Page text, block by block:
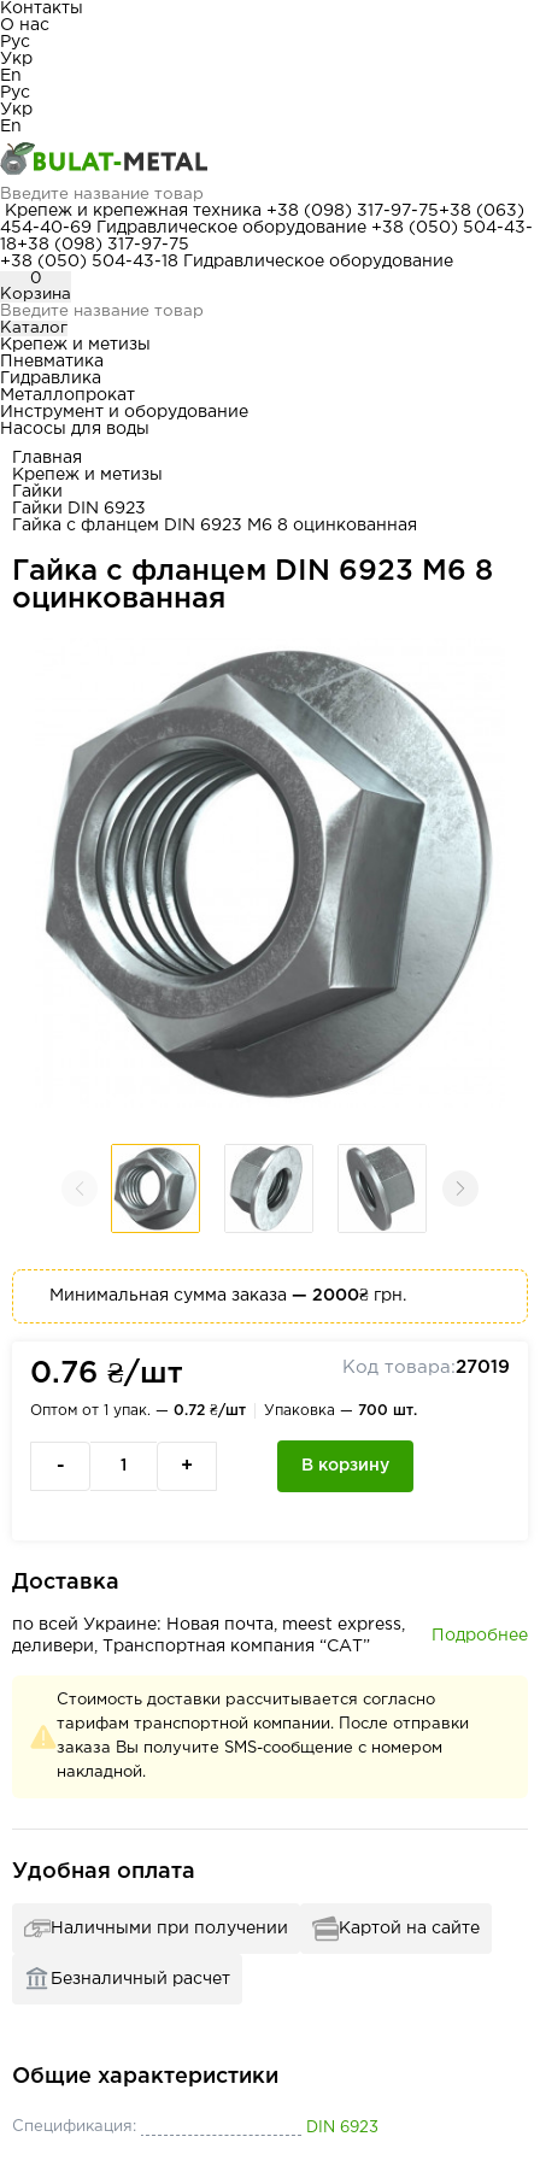
Контакты
О нас
Рус
Укр
En
Рус
Укр
En
Крепеж и крепежная техника +38 (098) 317-97-75+38 (063)
454-40-69
Гидравлическое оборудование +38 (050) 504-43-
18+38 (098) 317-97-75
+38 (050) 504-43-18
Гидравлическое оборудование
0
Корзина
Каталог
Крепеж и метизы
Пневматика
Гидравлика
Металлопрокат
Инструмент и оборудование
Насосы для воды
Главная
Крепеж и метизы
Гайки
Гайки DIN 6923
Гайка с фланцем DIN 6923 М6 8 оцинкованная
Гайка с фланцем DIN 6923 М6 8
оцинкованная
Минимальная сумма заказа — 2000₴ грн.
0.76 ₴/шт Код товара:27019
Оптом от 1 упак. — 0.72 ₴/шт Упаковка — 700 шт.
- + В корзину
Доставка
по всей Украине: Новая почта, meest express,
деливери, Транспортная компания “САТ”
Подробнее
Стоимость доставки рассчитывается согласно
тарифам транспортной компании. После отправки
заказа Вы получите SMS-сообщение с номером
накладной.
Удобная оплата
Наличными при получении Картой на сайте
Безналичный расчет
Общие характеристики
Спецификация: DIN 6923